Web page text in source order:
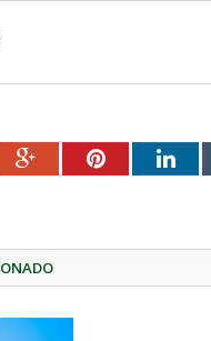
Google+Pinterest